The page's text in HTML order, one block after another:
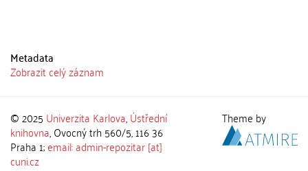
Metadata
Zobrazit celý záznam
© 2025 Univerzita Karlova,Ústřední
knihovna, Ovocný trh 560/5, 116 36
Praha 1;email: admin-repozitar [at]
cuni.cz
Theme by